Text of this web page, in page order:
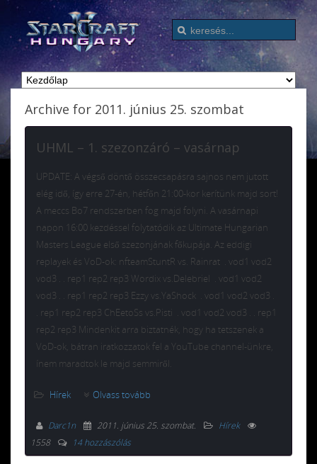
Archive for 2011. június 25. szombat
UHML – 1. szezonzáró – vasárnap
UPDATE: A végső döntő összecsapásra sajnos nem jutott
elég idő, így erre 27-én, hétfőn 21:00-kor kerítünk majd sort!
A meccs Bo7 rendszerben fog majd folyni. A vasárnapi
napon 16:00 kezdéssel folytatódik az Ultimate Hungarian
Masters League első szezonjának főkupája. Az eddigi
replayek és VoD-ok: nfteamStuntR vs. Rainrat . vod1 vod2
vod3 . . rep1 rep2 rep3 Wordix vs.Delebriel . vod1 vod2
vod3 . . rep1 rep2 rep3 Ezzy vs.YaShock . vod1 vod2 vod3 .
. rep1 rep2 rep3 ChEetoSs vs.Pisti . vod1 vod2 vod3 . . rep1
rep2 rep3 Mindenkit arra biztatnék, hogy ha tetszenek a
VoD-ok, bátran iratkozzatok fel a YouTube channel-ünkre,
ínem maradtok le majd semmiről.
Hírek Olvass tovább
Darc1n 2011. június 25. szombat.
Hírek
1558
14 hozzászólás